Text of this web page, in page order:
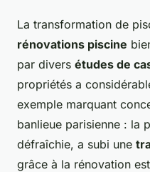
La transformation de
rénovations piscine
par divers études de
propriétés a
exemple marquant
banlieue parisienne : la
défraîchie, a subi une
grâce à la rénovation